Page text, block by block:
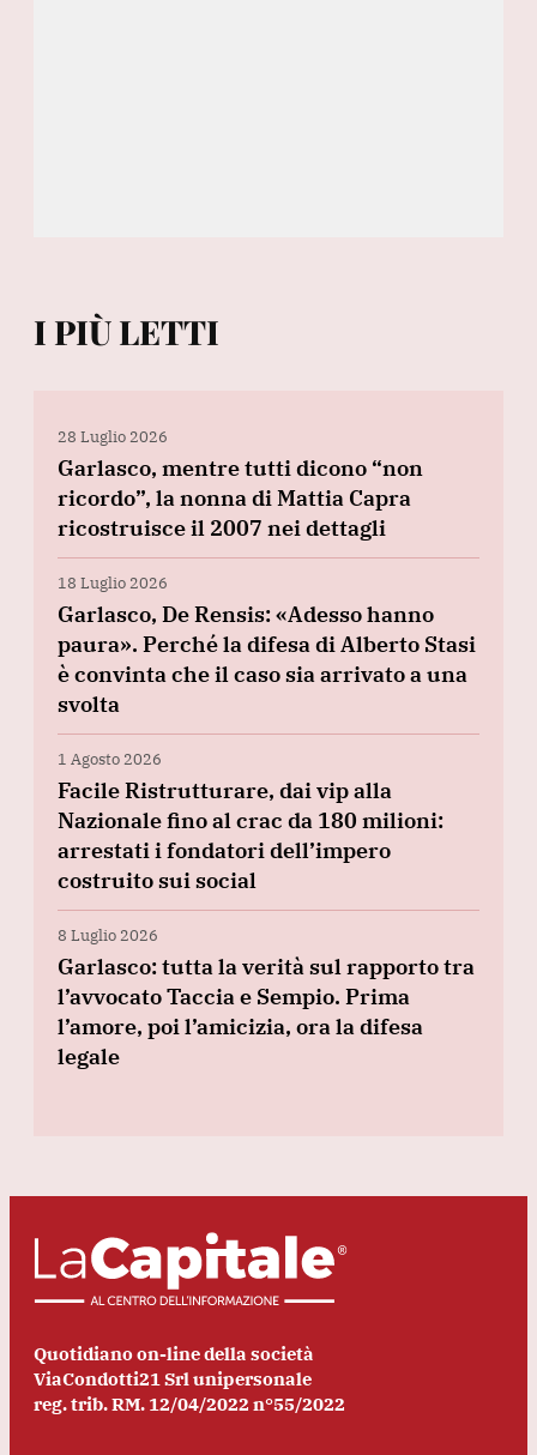
I PIÙ LETTI
28 Luglio 2026
Garlasco, mentre tutti dicono “non
ricordo”, la nonna di Mattia Capra
ricostruisce il 2007 nei dettagli
18 Luglio 2026
Garlasco, De Rensis: «Adesso hanno
paura». Perché la difesa di Alberto Stasi
è convinta che il caso sia arrivato a una
svolta
1 Agosto 2026
Facile Ristrutturare, dai vip alla
Nazionale fino al crac da 180 milioni:
arrestati i fondatori dell’impero
costruito sui social
8 Luglio 2026
Garlasco: tutta la verità sul rapporto tra
l’avvocato Taccia e Sempio. Prima
l’amore, poi l’amicizia, ora la difesa
legale
Quotidiano on-line della società
ViaCondotti21 Srl unipersonale
reg. trib. RM. 12/04/2022 n°55/2022